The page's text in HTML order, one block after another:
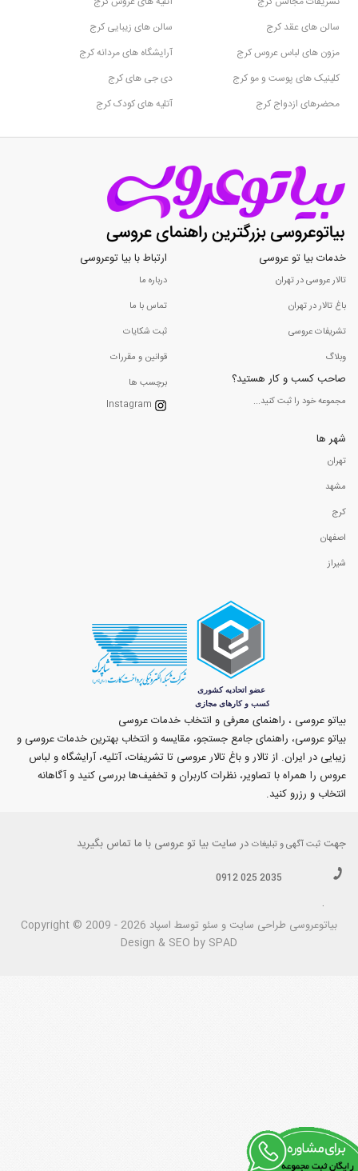
سالن های عقد کرج
سالن های زیبایی کرج
مزون های لباس عروس کرج
آرایشگاه های مردانه کرج
کلینیک های پوست و مو کرج
دی جی های کرج
محضرهای ازدواج کرج
آتلیه های کودک کرج
خدمات بیا تو عروسی
تالار عروسی در تهران
باغ تالار در تهران
تشریفات عروسی
وبلاگ
صاحب کسب و کار هستید؟
مجموعه خود را ثبت کنید...
ارتباط با بیا توعروسی
درباره ما
تماس با ما
ثبت شکایات
قوانین و مقررات
برچسب ها
Instagram
شهر ها
تهران
مشهد
کرج
اصفهان
شیراز
بیاتو عروسی ، راهنمای معرفی و انتخاب خدمات عروسی
بیاتو عروسی، راهنمای جامع جستجو، مقایسه و انتخاب بهترین خدمات عروسی و
زیبایی در ایران. از تالار و باغ تالار عروسی تا تشریفات، آتلیه، آرایشگاه و لباس
عروس را همراه با تصاویر، نظرات کاربران و تخفیف‌ها بررسی کنید و آگاهانه
انتخاب و رزرو کنید.
جهت ثبت آگهی و تبلیغات در سایت بیا تو عروسی با ما تماس بگیرید
0912 025 2035
.
بیاتوعروسی Copyright © 2009 - 2026 طراحی سايت و سئو توسط اسپاد
Design & SEO by SPAD